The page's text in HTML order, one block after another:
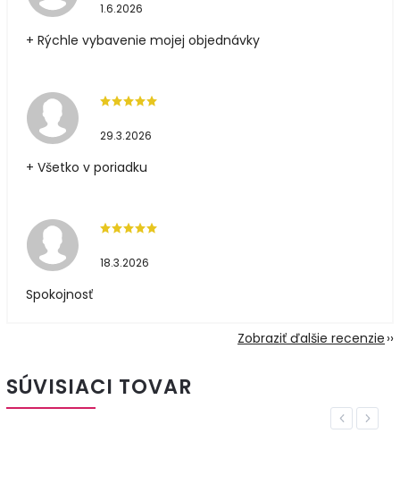
1.6.2026
+ Rýchle vybavenie mojej objednávky
29.3.2026
+ Všetko v poriadku
18.3.2026
Spokojnosť
Zobraziť ďalšie recenzie
SÚVISIACI TOVAR
Previous
Next